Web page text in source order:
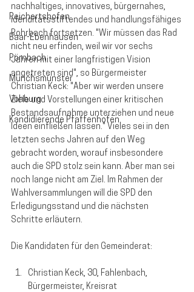
Reichertshofen
Baar-Ebenhausen
Pörnbach
Münchsmünster
Vohburg
Kandidierende Pfaffenhofen
nachhaltiges, innovatives, bürgernahes,
idenditätsstiftendes und handlungsfähiges
Rohrbach fortsetzen. "Wir müssen das Rad
nicht neu erfinden, weil wir vor sechs
Jahren mit einer langfristigen Vision
angetreten sind", so Bürgermeister
Christian Keck: "Aber wir werden unsere
Ziele und Vorstellungen einer kritischen
Bestandsaufnahme unterziehen und neue
Ideen einfließen lassen." Vieles sei in den
letzten sechs Jahren auf den Weg
gebracht worden, worauf insbesondere
auch die SPD stolz sein kann. Aber man sei
noch lange nicht am Ziel. Im Rahmen der
Wahlversammlungen will die SPD den
Erledigungsstand und die nächsten
Schritte erläutern.
Die Kandidaten für den Gemeinderat:
Christian Keck, 30, Fahlenbach,
Bürgermeister, Kreisrat